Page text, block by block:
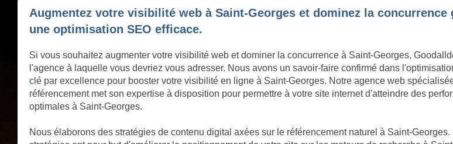
Augmentez votre visibilité web à Saint-Georges et dominez la concurrence
une optimisation SEO efficace.
Si vous souhaitez augmenter votre visibilité web et dominer la concurrence à Saint-Georges,
l'agence à laquelle vous devriez vous adresser. Nous avons un savoir-faire confirmé dans
clé par excellence pour booster votre visibilité en ligne à Saint-Georges. Notre agence web
référencement met son expertise à disposition pour permettre à votre site internet d'atteindre des
optimales à Saint-Georges.
Nous élaborons des stratégies de contenu digital axées sur le référencement naturel à Saint-Georges.